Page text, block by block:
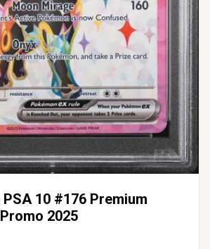
10 #176 Premium
2025